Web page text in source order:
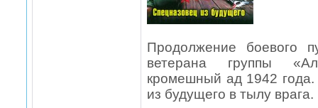
Продолжение боевого
ветерана группы
кромешный ад 1942
из будущего в тылу врага.